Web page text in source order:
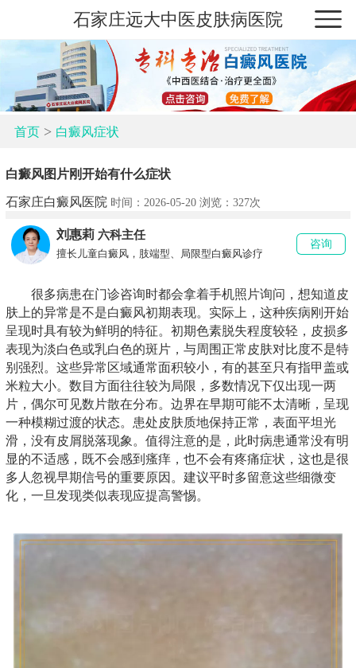
石家庄远大中医皮肤病医院
首页> 白癜风症状
白癜风图片刚开始有什么症状
石家庄白癜风医院 时间：2026-05-20 浏览： 327次
刘惠莉 六科主任
擅长儿童白癜风，肢端型、局限型白癜风诊疗
咨询
很多病患在门诊咨询时都会拿着手机照片询问，想知道皮
肤上的异常是不是白癜风初期表现。实际上，这种疾病刚开始
呈现时具有较为鲜明的特征。初期色素脱失程度较轻，皮损多
表现为淡白色或乳白色的斑片，与周围正常皮肤对比度不是特
别强烈。这些异常区域通常面积较小，有的甚至只有指甲盖或
米粒大小。数目方面往往较为局限，多数情况下仅出现一两
片，偶尔可见数片散在分布。边界在早期可能不太清晰，呈现
一种模糊过渡的状态。患处皮肤质地保持正常，表面平坦光
滑，没有皮屑脱落现象。值得注意的是，此时病患通常没有明
显的不适感，既不会感到瘙痒，也不会有疼痛症状，这也是很
多人忽视早期信号的重要原因。建议平时多留意这些细微变
化，一旦发现类似表现应提高警惕。